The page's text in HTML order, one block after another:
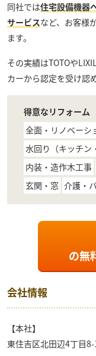
同社では住宅設備機器
サービスなど、お客様
ます。
その実績はTOTOや
カーから認定を受け認
得意なリフォーム
全面・リノベーシ
水回り（キッチン
内装・造作木工事
玄関・窓 介護・
の無
会社情報
【本社】
東住吉区北田辺4丁目